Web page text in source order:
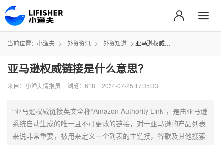
当前位置： 小渔夫 外贸资讯 外贸知道 亚马逊权威链接是什么意思？
亚马逊权威链接是什么意思？
来自：小渔夫情报员 浏览：618 2024-07-25 17:35:33
“亚马逊权威链接英文全称“Amazon Authority Link”，是由亚马逊
系统自动生成的唯一且不可更改的链接，对于亚马逊的产品列表
来说非常重要，被用来定义一个列表的主链接，谷歌及其他搜索